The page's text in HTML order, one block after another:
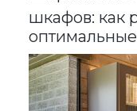
шкафов: как